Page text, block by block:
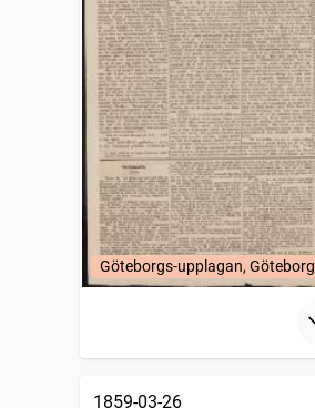
Göteborgs-upplagan, Göteborg
1859-03-26